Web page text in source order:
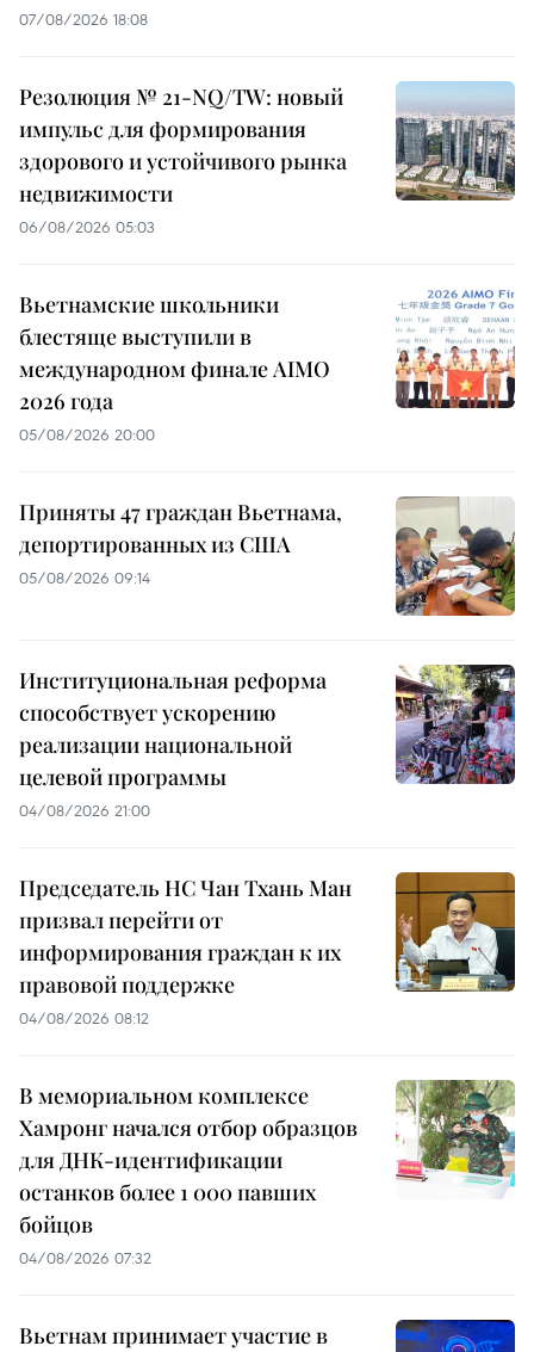
07/08/2026 18:08
Резолюция № 21-NQ/TW: новый
импульс для формирования
здорового и устойчивого рынка
недвижимости
06/08/2026 05:03
Вьетнамские школьники
блестяще выступили в
международном финале AIMO
2026 года
05/08/2026 20:00
Приняты 47 граждан Вьетнама,
депортированных из США
05/08/2026 09:14
Институциональная реформа
способствует ускорению
реализации национальной
целевой программы
04/08/2026 21:00
Председатель НС Чан Тхань Ман
призвал перейти от
информирования граждан к их
правовой поддержке
04/08/2026 08:12
В мемориальном комплексе
Хамронг начался отбор образцов
для ДНК-идентификации
останков более 1 000 павших
бойцов
04/08/2026 07:32
Вьетнам принимает участие в